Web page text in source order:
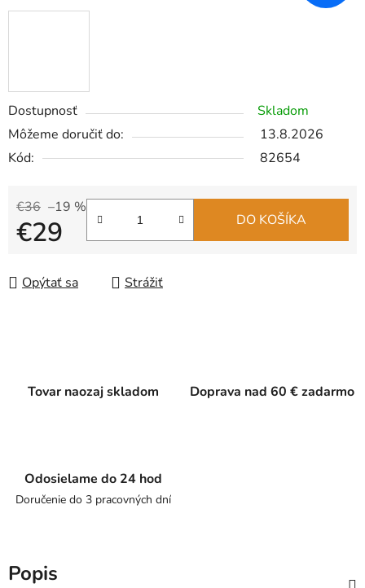
Dostupnosť
Skladom
Môžeme doručiť do:
13.8.2026
Kód:
82654
€36 –19 %
€29 DO KOŠÍKA
Opýtať sa Strážiť
Tovar naozaj skladom Doprava nad 60 € zadarmo
Odosielame do 24 hod
Doručenie do 3 pracovných dní
Popis